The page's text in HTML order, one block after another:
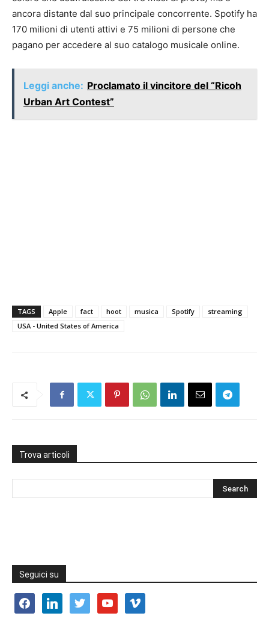
ancora distante dal suo principale concorrente. Spotify ha
170 milioni di utenti attivi e 75 milioni di persone che
pagano per accedere al suo catalogo musicale online.
Leggi anche: Proclamato il vincitore del “Ricoh
Urban Art Contest”
TAGS Apple fact hoot musica Spotify
streaming
USA - United States of America
Trova articoli
Seguici su
facebooklinkedin twitter youtube vimeo